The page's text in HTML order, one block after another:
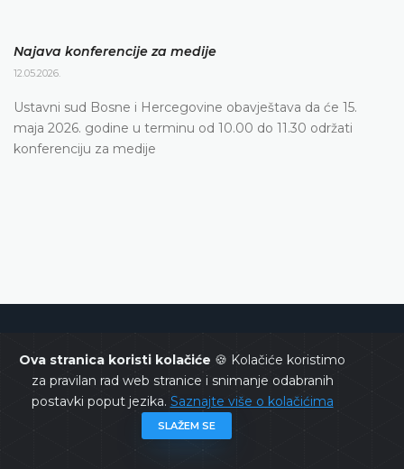
Ova stranica koristi kolačiće 🍪 Kolačiće koristimo
za pravilan rad web stranice i snimanje odabranih
postavki poput jezika. Saznajte više o kolačićima
SLAŽEM SE
Najava konferencije za medije
12.05.2026.
Ustavni sud Bosne i Hercegovine obavještava da će 15.
maja 2026. godine u terminu od 10.00 do 11.30 održati
konferenciju za medije
Ustavni sud BiH